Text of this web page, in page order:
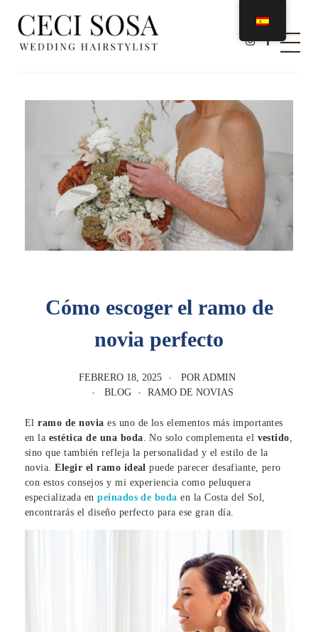
Cómo escoger el ramo de
novia perfecto
FEBRERO 18, 2025 POR ADMIN
BLOG
RAMO DE NOVIAS
Elramo de novia es uno de los elementos más importantes
en la estética de una boda . No solo complementa el vestido
sino que también refleja la personalidad y el estilo de la
novia.Elegir el ramo ideal puede parecer desafiante, pero
con estos consejos y mi experiencia como peluquera
especializada enpeinados de boda en la Costa del Sol,
encontrarás el diseño perfecto para ese gran día.